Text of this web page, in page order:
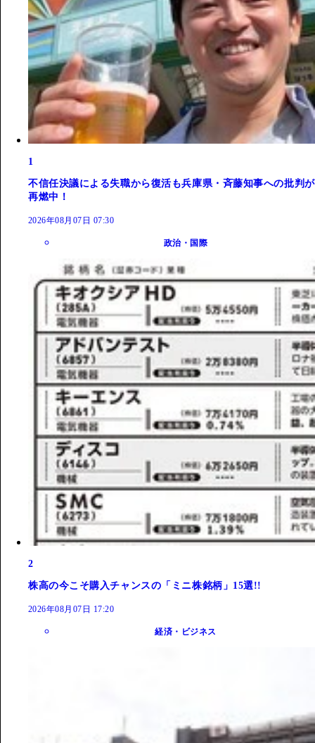
1
不信任決議による失職から復活も兵庫県・斉藤知事への批判が
再燃中！
2026年08月07日 07:30
政治・国際
2
株高の今こそ購入チャンスの「ミニ株銘柄」15選!!
2026年08月07日 17:20
経済・ビジネス